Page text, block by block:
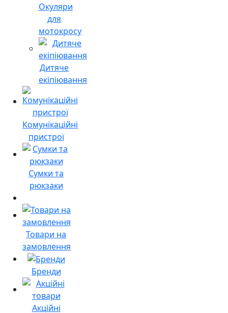
Окуляри
для
мотокросу
Дитяче
екіпіювання
Комунікаційні
пристрої
Сумки та
рюкзаки
Товари на
замовлення
Бренди
Акційні